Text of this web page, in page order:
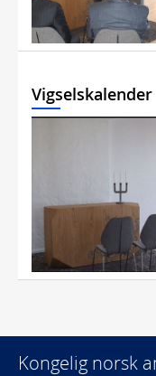
Vigselskalender
Kongelig norsk